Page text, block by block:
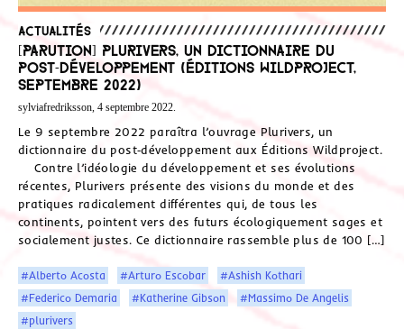
Actualités
[Parution] Plurivers, un dictionnaire du
post‑développement (Éditions Wildproject,
septembre 2022)
sylviafredriksson, 4 septembre 2022.
Le 9 septembre 2022 paraîtra l’ouvrage Plurivers, un
dictionnaire du post‑développement aux Éditions Wildproject.
Contre l’idéologie du développement et ses évolutions
récentes, Plurivers présente des visions du monde et des
pratiques radicalement différentes qui, de tous les
continents, pointent vers des futurs écologiquement sages et
socialement justes. Ce dictionnaire rassemble plus de 100 […]
#Alberto Acosta #Arturo Escobar
#Ashish Kothari
#Federico Demaria
#Katherine Gibson
#Massimo De Angelis
#plurivers